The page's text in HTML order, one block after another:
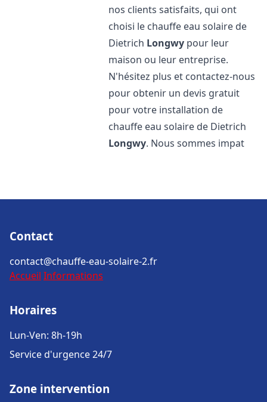
nos clients satisfaits, qui ont
choisi le chauffe eau solaire de
Dietrich Longwy pour leur
maison ou leur entreprise.
N'hésitez plus et contactez-nous
pour obtenir un devis gratuit
pour votre installation de
chauffe eau solaire de Dietrich
Longwy. Nous sommes impat
Contact
contact@chauffe-eau-solaire-2.fr
Accueil Informations
Horaires
Lun-Ven: 8h-19h
Service d'urgence 24/7
Zone intervention